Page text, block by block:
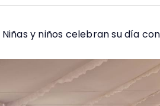
Niñas y niños celebran su día